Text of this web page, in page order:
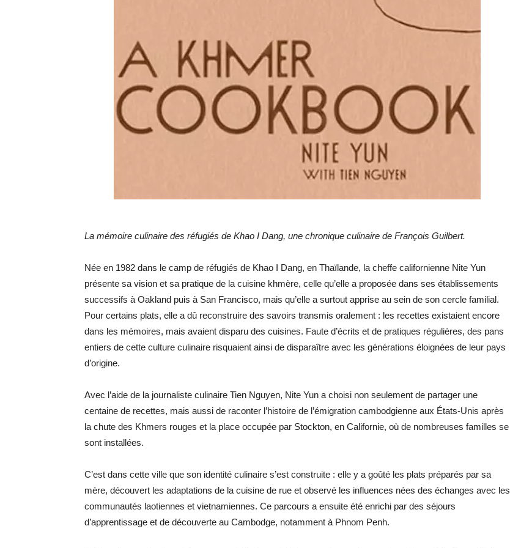
La mémoire culinaire des réfugiés de Khao I Dang, une chronique culinaire de François Guilbert.
Née en 1982 dans le camp de réfugiés de Khao I Dang, en Thaïlande, la cheffe californienne Nite Yun
présente sa vision et sa pratique de la cuisine khmère, celle qu’elle a proposée dans ses établissements
successifs à Oakland puis à San Francisco, mais qu’elle a surtout apprise au sein de son cercle familial.
Pour certains plats, elle a dû reconstruire des savoirs transmis oralement : les recettes existaient encore
dans les mémoires, mais avaient disparu des cuisines. Faute d’écrits et de pratiques régulières, des pans
entiers de cette culture culinaire risquaient ainsi de disparaître avec les générations éloignées de leur pays
d’origine.
Avec l’aide de la journaliste culinaire Tien Nguyen, Nite Yun a choisi non seulement de partager une
centaine de recettes, mais aussi de raconter l’histoire de l’émigration cambodgienne aux États-Unis après
la chute des Khmers rouges et la place occupée par Stockton, en Californie, où de nombreuses familles se
sont installées.
C’est dans cette ville que son identité culinaire s’est construite : elle y a goûté les plats préparés par sa
mère, découvert les adaptations de la cuisine de rue et observé les influences nées des échanges avec les
communautés laotiennes et vietnamiennes. Ce parcours a ensuite été enrichi par des séjours
d’apprentissage et de découverte au Cambodge, notamment à Phnom Penh.